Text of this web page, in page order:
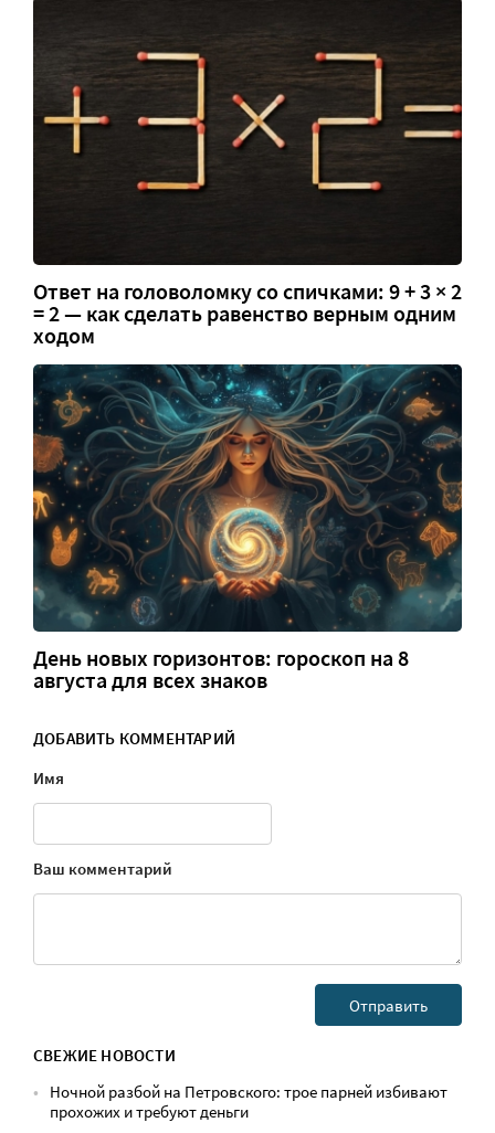
Ответ на головоломку со спичками: 9 + 3 × 2
= 2 — как сделать равенство верным одним
ходом
День новых горизонтов: гороскоп на 8
августа для всех знаков
ДОБАВИТЬ КОММЕНТАРИЙ
Имя
Ваш комментарий
СВЕЖИЕ НОВОСТИ
Ночной разбой на Петровского: трое парней избивают
прохожих и требуют деньги